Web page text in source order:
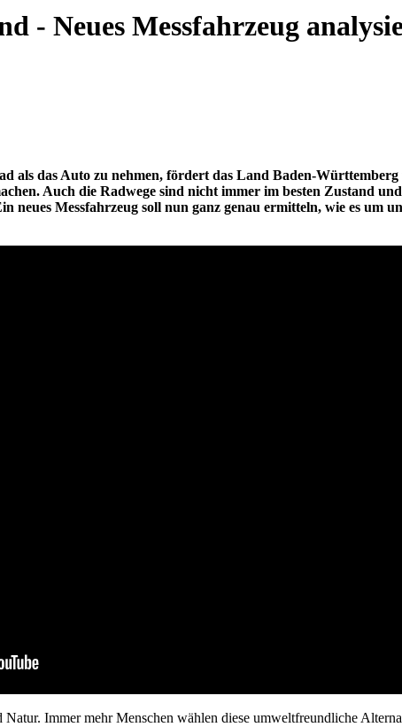
- Neues Messfahrzeug
als das Auto zu nehmen, fördert das Land Baden-
Auch die Radwege sind nicht immer im besten Zustand
neues Messfahrzeug soll nun ganz genau ermitteln, wie es um
Immer mehr Menschen wählen diese umweltfreundliche